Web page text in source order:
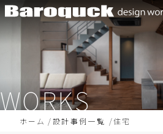
WORKS
ホーム 設計事例一覧 住宅